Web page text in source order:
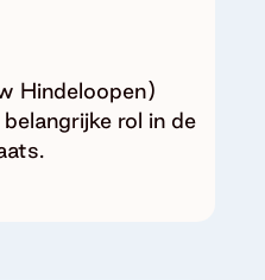
Hindeloopen)
rol in de